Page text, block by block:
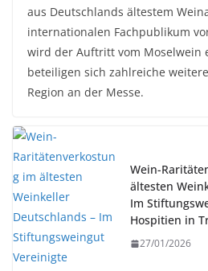
aus Deutschlands ältestem
internationalen Fachpublikum
wird der Auftritt vom Moselwein
beteiligen sich zahlreiche
Region an der Messe.
Wein-
ältesten
Im
Hospitien in
27/01/2026